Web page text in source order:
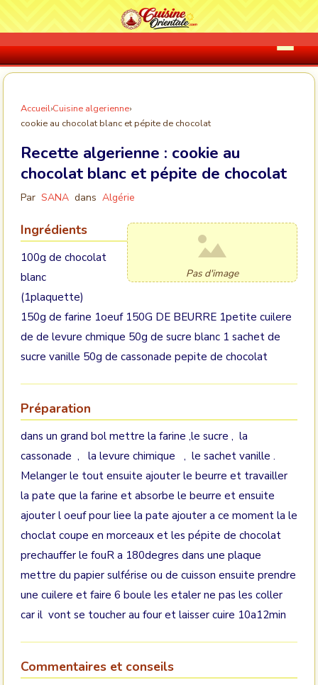
Accueil›Cuisine algerienne›
cookie au chocolat blanc et pépite de chocolat
Recette algerienne : cookie au
chocolat blanc et pépite de chocolat
Par SANA dans Algérie
Pas d'image
Ingrédients
100g de chocolat
blanc
(1plaquette)
150g de farine 1oeuf 150G DE BEURRE 1petite cuilere
de de levure chmique 50g de sucre blanc 1 sachet de
sucre vanille 50g de cassonade pepite de chocolat
Préparation
dans un grand bol mettre la farine ,le sucre , la
cassonade , la levure chimique , le sachet vanille .
Melanger le tout ensuite ajouter le beurre et travailler
la pate que la farine et absorbe le beurre et ensuite
ajouter l oeuf pour liee la pate ajouter a ce moment la le
choclat coupe en morceaux et les pépite de chocolat
prechauffer le fouR a 180degres dans une plaque
mettre du papier sulférise ou de cuisson ensuite prendre
une cuilere et faire 6 boule les etaler ne pas les coller
car il vont se toucher au four et laisser cuire 10a12min
Commentaires et conseils